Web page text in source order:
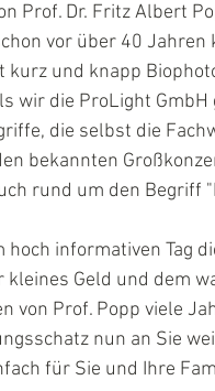
Prof. Dr. Fritz Albert
vor über 40
kurz und knapp
wir die ProLight
die selbst die
bekannten
rund um den Begriff
hoch informativen Tag
Geld und dem
von Prof. Popp viele
nun an Sie
für Sie und Ihre